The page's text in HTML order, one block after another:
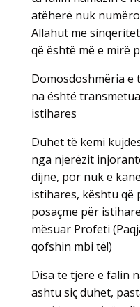
atëherë nuk
Allahut me
që është më e mirë
Domosdoshmëria e
na është
istihares
Duhet të kemi
nga njerëzit
dijnë, por nuk e
istihares, kështu që
posaçme për
mësuar Profeti
qofshin mbi të!)
Disa të tjerë e falin
ashtu siç duhet,